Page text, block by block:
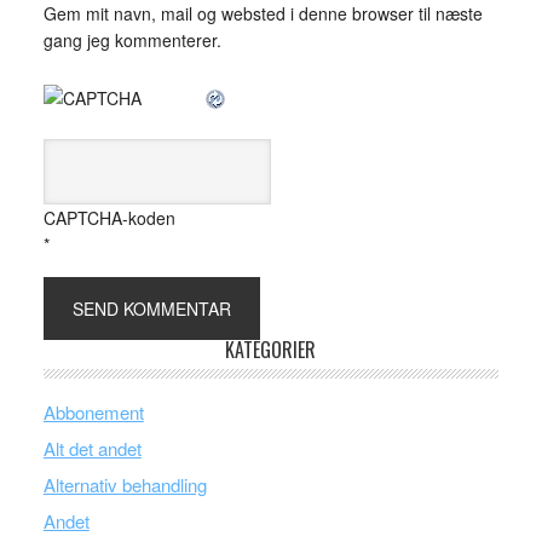
Gem mit navn, mail og websted i denne browser til næste
gang jeg kommenterer.
CAPTCHA-koden
*
KATEGORIER
Abbonement
Alt det andet
Alternativ behandling
Andet